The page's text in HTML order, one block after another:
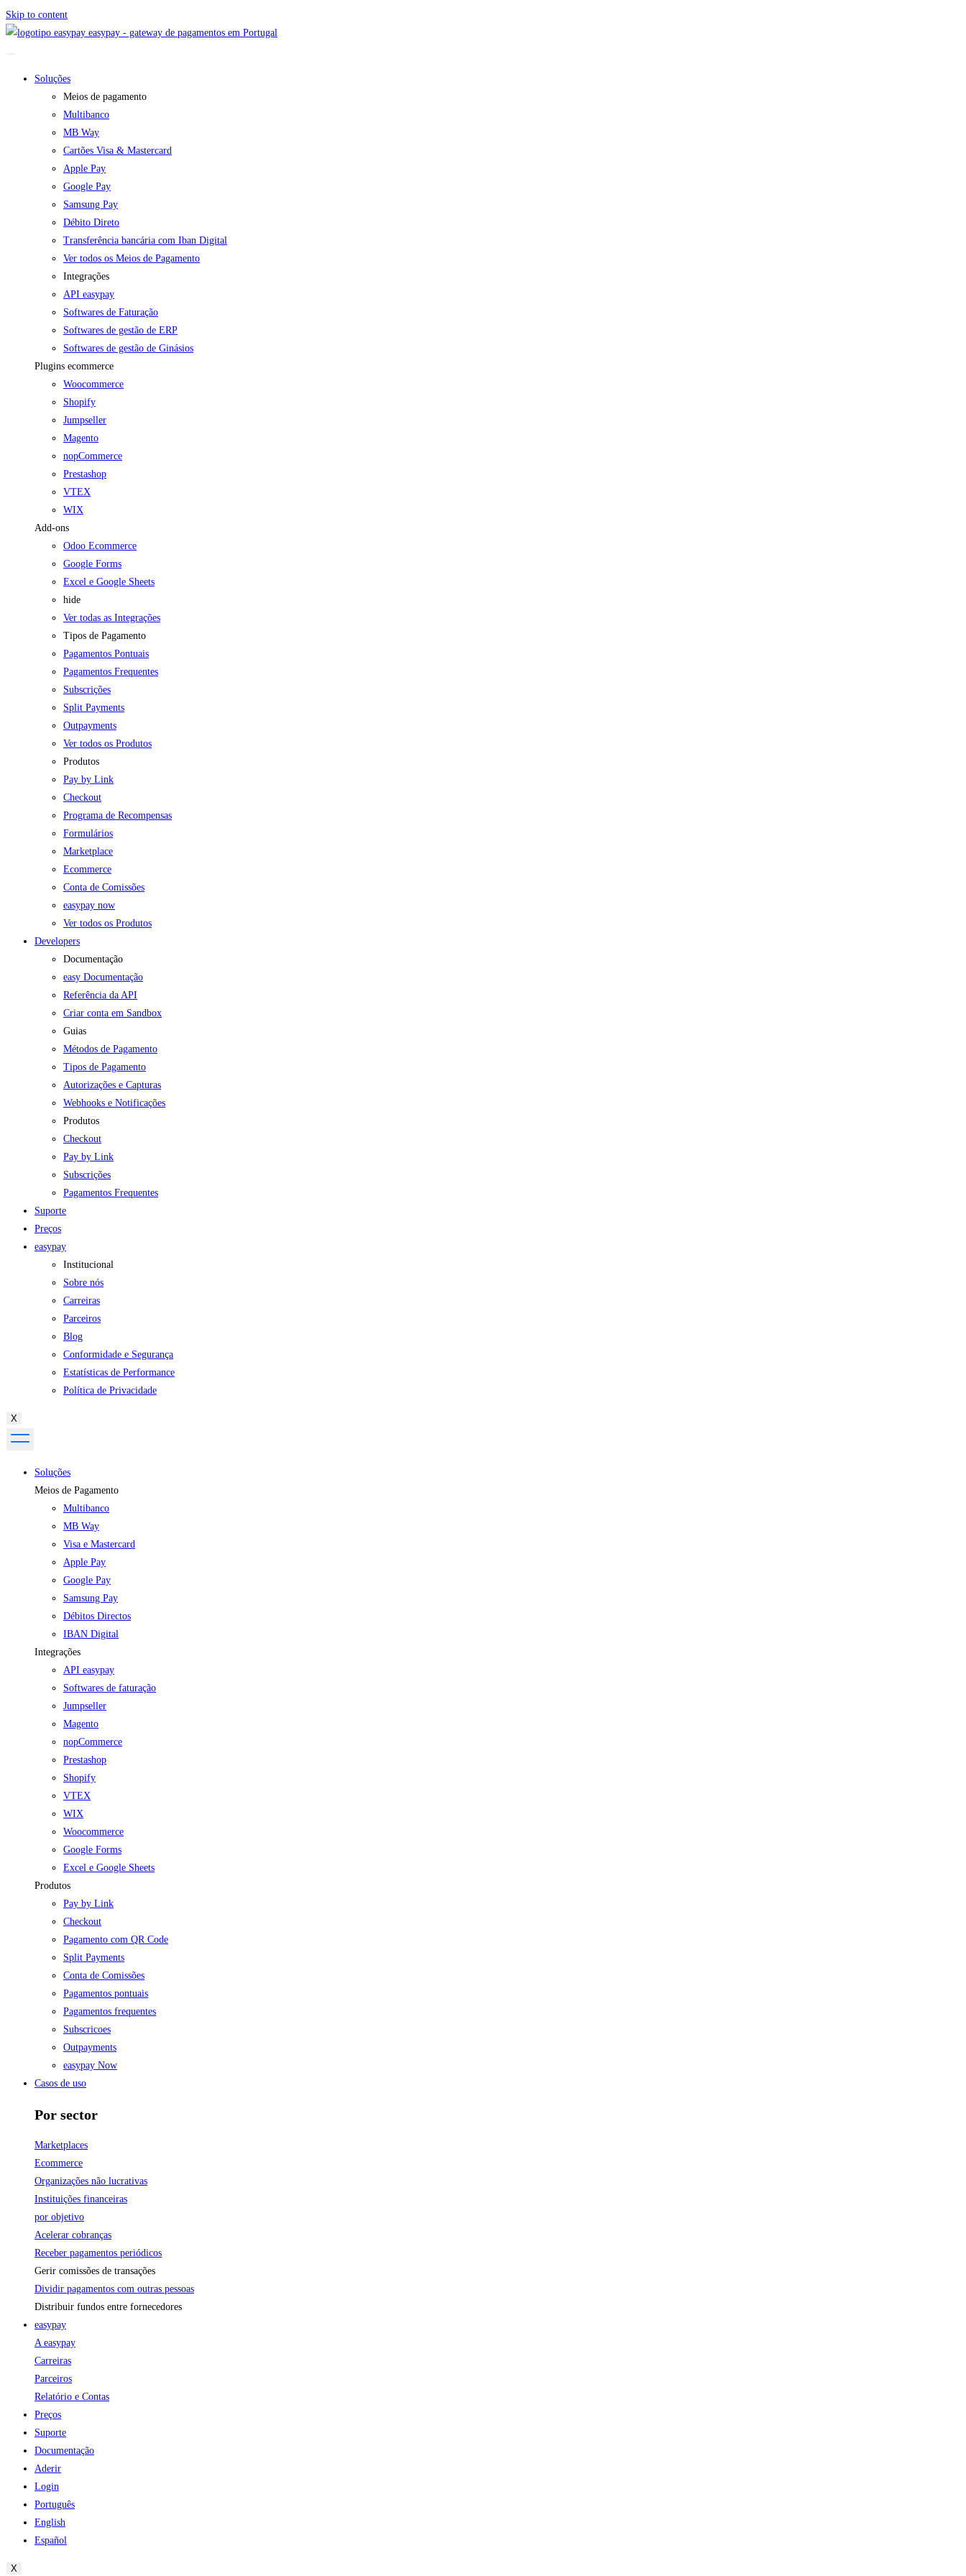
Skip to content
easypay - gateway de pagamentos em Portugal
Soluções
Meios de pagamento
Multibanco
MB Way
Cartões Visa & Mastercard
Apple Pay
Google Pay
Samsung Pay
Débito Direto
Transferência bancária com Iban Digital
Ver todos os Meios de Pagamento
Integrações
API easypay
Softwares de Faturação
Softwares de gestão de ERP
Softwares de gestão de Ginásios
Plugins ecommerce
Woocommerce
Shopify
Jumpseller
Magento
nopCommerce
Prestashop
VTEX
WIX
Add-ons
Odoo Ecommerce
Google Forms
Excel e Google Sheets
hide
Ver todas as Integrações
Tipos de Pagamento
Pagamentos Pontuais
Pagamentos Frequentes
Subscrições
Split Payments
Outpayments
Ver todos os Produtos
Produtos
Pay by Link
Checkout
Programa de Recompensas
Formulários
Marketplace
Ecommerce
Conta de Comissões
easypay now
Ver todos os Produtos
Developers
Documentação
easy Documentação
Referência da API
Criar conta em Sandbox
Guias
Métodos de Pagamento
Tipos de Pagamento
Autorizações e Capturas
Webhooks e Notificações
Produtos
Checkout
Pay by Link
Subscrições
Pagamentos Frequentes
Suporte
Preços
easypay
Institucional
Sobre nós
Carreiras
Parceiros
Blog
Conformidade e Segurança
Estatísticas de Performance
Política de Privacidade
X
Soluções
Meios de Pagamento
Multibanco
MB Way
Visa e Mastercard
Apple Pay
Google Pay
Samsung Pay
Débitos Directos
IBAN Digital
Integrações
API easypay
Softwares de faturação
Jumpseller
Magento
nopCommerce
Prestashop
Shopify
VTEX
WIX
Woocommerce
Google Forms
Excel e Google Sheets
Produtos
Pay by Link
Checkout
Pagamento com QR Code
Split Payments
Conta de Comissões
Pagamentos pontuais
Pagamentos frequentes
Subscricoes
Outpayments
easypay Now
Casos de uso
Por sector
Marketplaces
Ecommerce
Organizações não lucrativas
Instituições financeiras
por objetivo
Acelerar cobranças
Receber pagamentos periódicos
Gerir comissões de transações
Dividir pagamentos com outras pessoas
Distribuir fundos entre fornecedores
easypay
A easypay
Carreiras
Parceiros
Relatório e Contas
Preços
Suporte
Documentação
Aderir
Login
Português
English
Español
X